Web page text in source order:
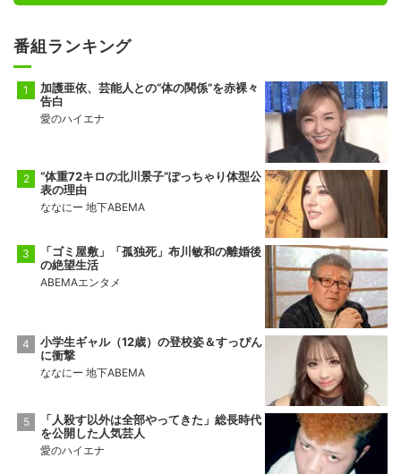
番組ランキング
加護亜依、芸能人との“体の関係”を赤裸々
告白
愛のハイエナ
“体重72キロの北川景子”ぽっちゃり体型公
表の理由
ななにー 地下ABEMA
「ゴミ屋敷」「孤独死」布川敏和の離婚後
の絶望生活
ABEMAエンタメ
小学生ギャル（12歳）の登校姿＆すっぴん
に衝撃
ななにー 地下ABEMA
「人殺す以外は全部やってきた」総長時代
を公開した人気芸人
愛のハイエナ